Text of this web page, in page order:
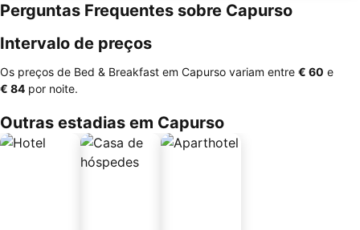
Perguntas Frequentes sobre Capurso
Intervalo de preços
Os preços de Bed & Breakfast em Capurso variam entre ‎€ 60 e
‎€ 84 por noite.
Outras estadias em Capurso